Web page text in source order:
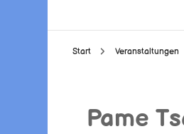
Start Veranstaltungen
Pame